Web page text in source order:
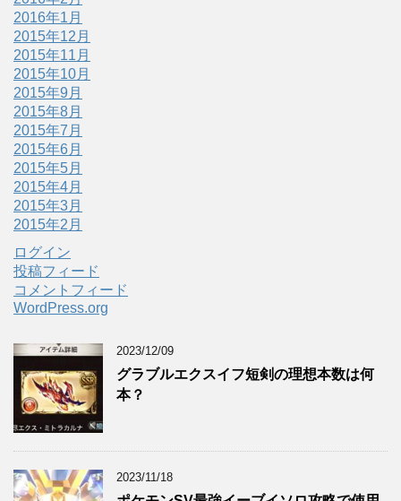
2016年1月
2015年12月
2015年11月
2015年10月
2015年9月
2015年8月
2015年7月
2015年6月
2015年5月
2015年4月
2015年3月
2015年2月
ログイン
投稿フィード
コメントフィード
WordPress.org
2023/12/09
グラブルエクスイフ短剣の理想本数は何
本？
2023/11/18